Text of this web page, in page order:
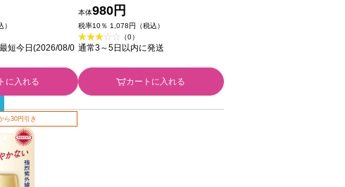
短今日(2026/08/0
に入れる
Ｅコスメポート
本体980円
税率10％ 1,078円（税込）
（0）
通常3～5日以内に発送
カートに入れる
ら30円引き